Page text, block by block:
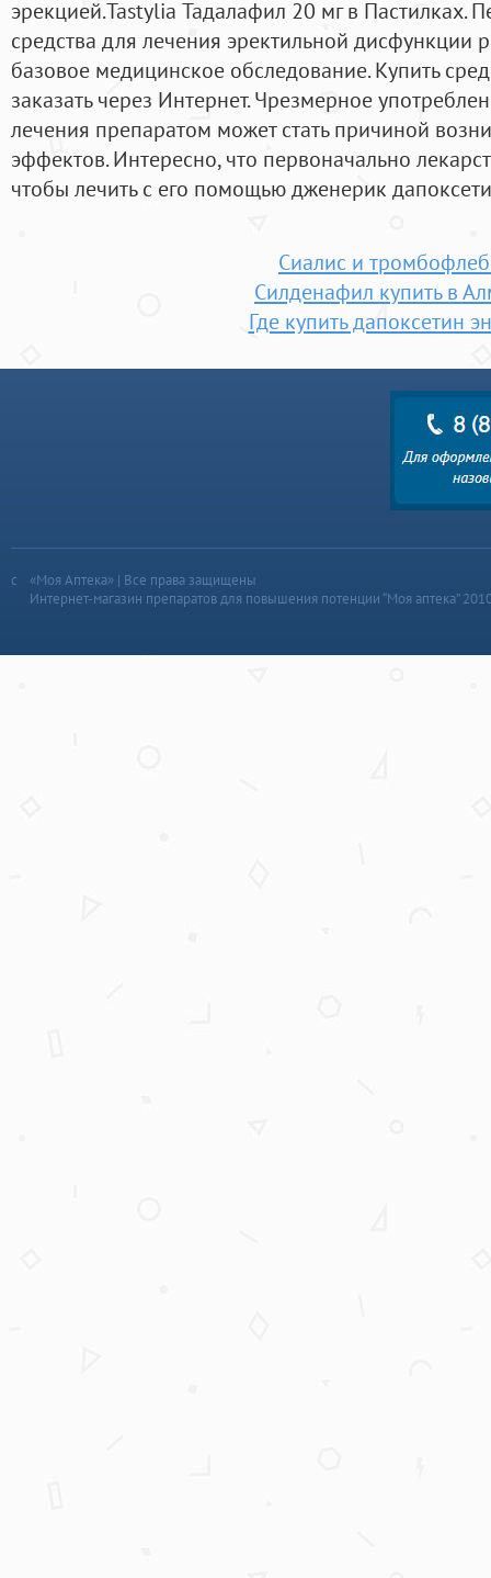
эрекцией.Tastylia Тадалафил 20 мг в Пастилках.
средства для лечения эректильной дисфункции
базовое медицинское обследование. Купить
заказать через Интернет. Чрезмерное
лечения препаратом может стать причиной
эффектов. Интересно, что первоначально
чтобы лечить с его помощью дженерик
Сиалис и
Силденафил купить в
Где купить дапоксетин
«Моя Аптека» | Все права защищены
Интернет-магазин препаратов для повышения потенции “Моя аптека”